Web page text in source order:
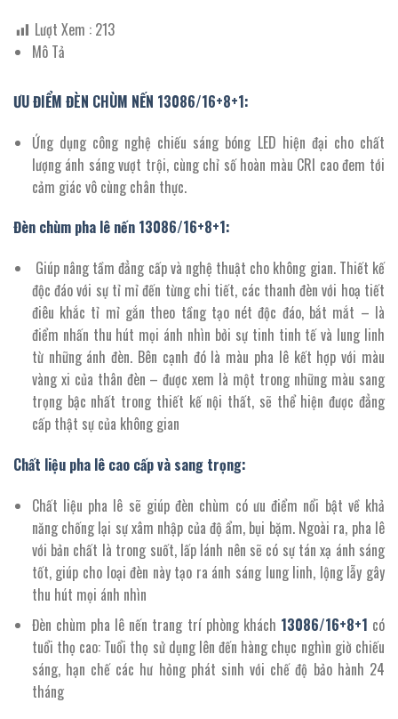
Lượt Xem : 213
Mô Tả
ƯU ĐIỂM ĐÈN CHÙM NẾN 13086/16+8+1:
Ứng dụng công nghệ chiếu sáng bóng LED hiện đại cho chất
lượng ánh sáng vượt trội, cùng chỉ số hoàn màu CRI cao đem tới
cảm giác vô cùng chân thực.
Đèn chùm pha lê nến 13086/16+8+1:
Giúp nâng tầm đẳng cấp và nghệ thuật cho không gian. Thiết kế
độc đáo với sự tỉ mỉ đến từng chi tiết, các thanh đèn với hoạ tiết
điêu khắc tỉ mỉ gắn theo tầng tạo nét độc đáo, bắt mắt – là
điểm nhấn thu hút mọi ánh nhìn bởi sự tinh tinh tế và lung linh
từ những ánh đèn. Bên cạnh đó là màu pha lê kết hợp với màu
vàng xi của thân đèn – được xem là một trong những màu sang
trọng bậc nhất trong thiết kế nội thất, sẽ thể hiện được đẳng
cấp thật sự của không gian
Chất liệu pha lê cao cấp và sang trọng:
Chất liệu pha lê sẽ giúp đèn chùm có ưu điểm nổi bật về khả
năng chống lại sự xâm nhập của độ ẩm, bụi bặm. Ngoài ra, pha lê
với bản chất là trong suốt, lấp lánh nên sẽ có sự tán xạ ánh sáng
tốt, giúp cho loại đèn này tạo ra ánh sáng lung linh, lộng lẫy gây
thu hút mọi ánh nhìn
Đèn chùm pha lê nến trang trí phòng khách 13086/16+8+1 có
tuổi thọ cao: Tuổi thọ sử dụng lên đến hàng chục nghìn giờ chiếu
sáng, hạn chế các hư hỏng phát sinh với chế độ bảo hành 24
tháng